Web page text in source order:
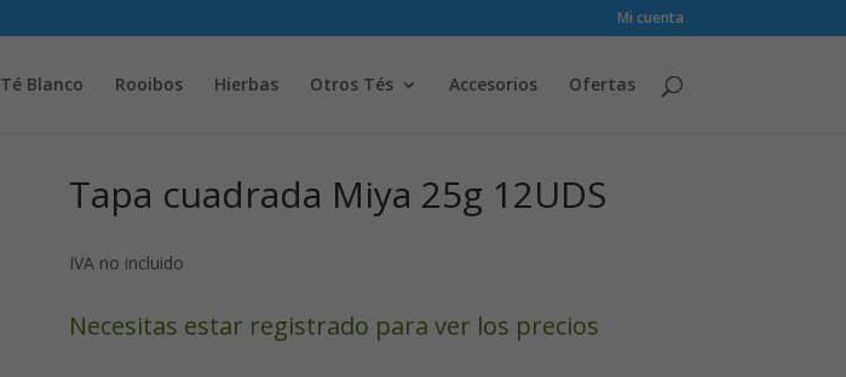
Mi cuenta
Té Blanco Rooibos Hierbas Otros Tés Accesorios Ofertas
Tapa cuadrada Miya 25g 12UDS
IVA no incluido
Necesitas estar registrado para ver los precios